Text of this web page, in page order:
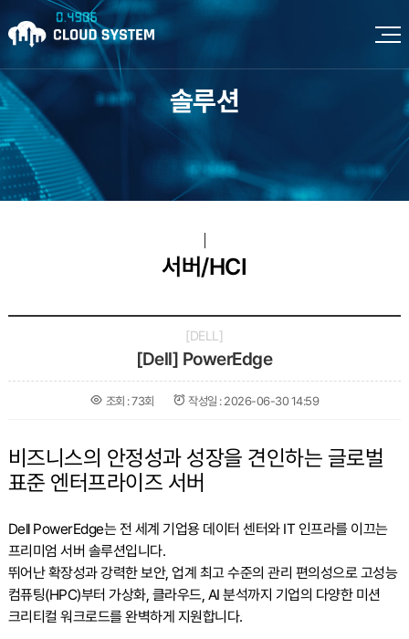
솔루션
서버/HCI
DELL
[Dell] PowerEdge
조회 :73회 작성일 : 2026-06-30 14:59
비즈니스의 안정성과 성장을 견인하는 글로벌
표준 엔터프라이즈 서버
Dell PowerEdge는 전 세계 기업용 데이터 센터와 IT 인프라를 이끄는
프리미엄 서버 솔루션입니다.
뛰어난 확장성과 강력한 보안, 업계 최고 수준의 관리 편의성으로 고성능
컴퓨팅(HPC)부터 가상화, 클라우드, AI 분석까지 기업의 다양한 미션
크리티컬 워크로드를 완벽하게 지원합니다.